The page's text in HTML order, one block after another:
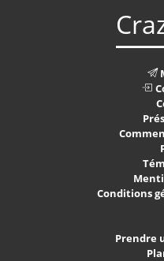
Conditions
Prendre